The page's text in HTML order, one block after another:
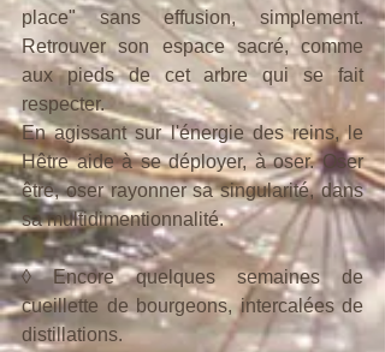
place" sans effusion, simplement.
Retrouver son espace sacré, comme
aux pieds de cet arbre qui se fait
respecter.
En agissant sur l'énergie des reins, le
Hêtre aide à se déployer, à oser. Oser
être, oser rayonner sa singularité, dans
sa multidimentionnalité.
◊ Encore quelques semaines de
cueillette de bourgeons, intercalées de
distillations.